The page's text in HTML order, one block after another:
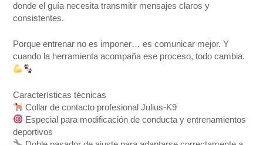
donde el guía necesita transmitir mensajes claros y
consistentes.
Porque entrenar no es imponer… es comunicar mejor. Y
cuando la herramienta acompaña ese proceso, todo cambia.
Características técnicas
Collar de contacto profesional Julius-K9
Especial para modificación de conducta y entrenamientos
deportivos